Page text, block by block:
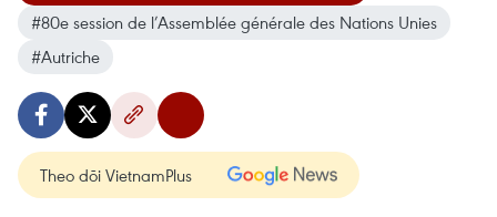
#80e session de l’Assemblée générale des Nations Unies
#Autriche
Theo dõi VietnamPlus